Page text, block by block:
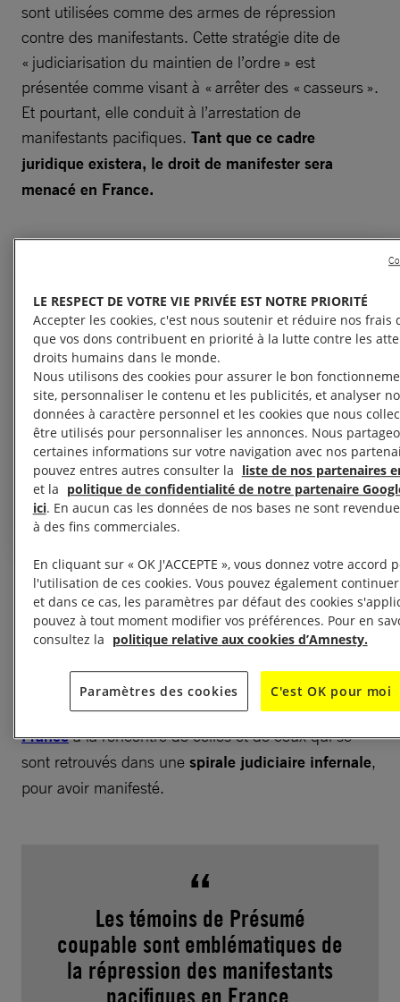
sont utilisées comme des armes de répression
contre des manifestants. Cette stratégie dite de
« judiciarisation du maintien de l’ordre » est
présentée comme visant à « arrêter des « casseurs ».
Et pourtant, elle conduit à l’arrestation de
manifestants pacifiques. Tant que ce cadre
juridique existera, le droit de manifester sera
menacé en France.
La gestion des manifestations
devrait être un équilibre entre
maintenir un ordre public et
faciliter le droit de manifester.
Sauf qu’aujourd’hui, c’est l’ordre
qui a pris le dessus.
Anne-Sophie Simpere, chargée de plaidoyer libertés à Amnesty
International France.
La parole aux victimes
Pendant plusieurs mois, nous avons sillonné la
Franceà la rencontre de celles et de ceux qui se
sont retrouvés dans une spirale judiciaire infernale,
pour avoir manifesté.
Les témoins de Présumé
coupable sont emblématiques de
la répression des manifestants
pacifiques en France.
LE RESPECT DE VOTRE VIE PRIVÉE EST NOTRE PRIORITÉ
Accepter les cookies, c'est nous soutenir et réduire nos frais
que vos dons contribuent en priorité à la lutte contre les
droits humains dans le monde.
Nous utilisons des cookies pour assurer le bon
site, personnaliser le contenu et les publicités, et analyser
données à caractère personnel et les cookies que nous
être utilisés pour personnaliser les annonces. Nous
certaines informations sur votre navigation avec nos
pouvez entres autres consulter la liste de nos partenaires
et la politique de confidentialité de notre partenaire
ici. En aucun cas les données de nos bases ne sont
à des fins commerciales.
En cliquant sur « OK J'ACCEPTE », vous donnez votre accord
l'utilisation de ces cookies. Vous pouvez également
et dans ce cas, les paramètres par défaut des cookies
pouvez à tout moment modifier vos préférences. Pour en
consultez la politique relative aux cookies d’Amnesty.
Paramètres des cookies C'est OK pour moi